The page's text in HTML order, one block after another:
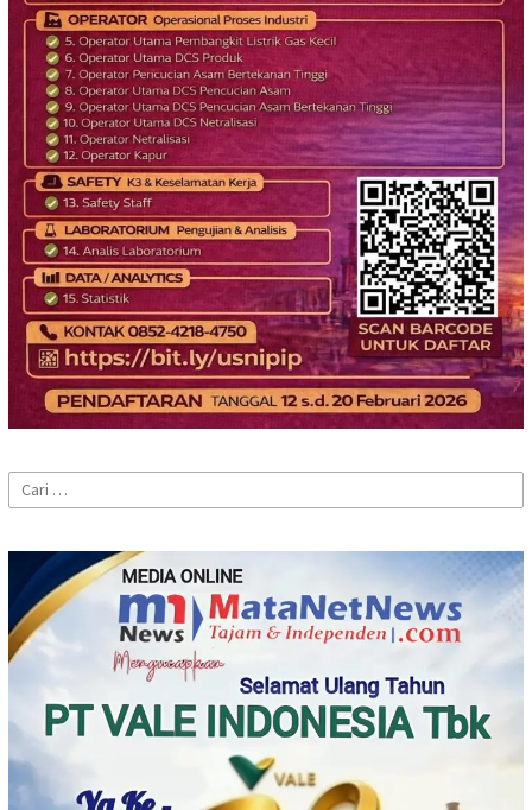
Cari
untuk: